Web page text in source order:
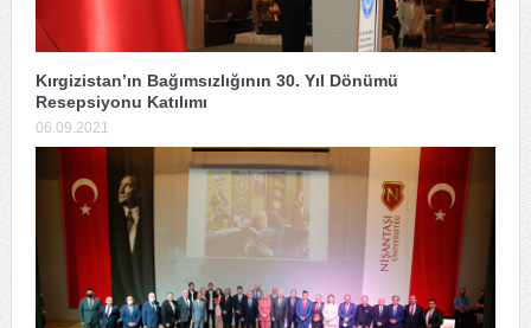
Kırgizistan’ın Bağımsızlığının 30. Yıl Dönümü
Resepsiyonu Katılımı
06.09.2021